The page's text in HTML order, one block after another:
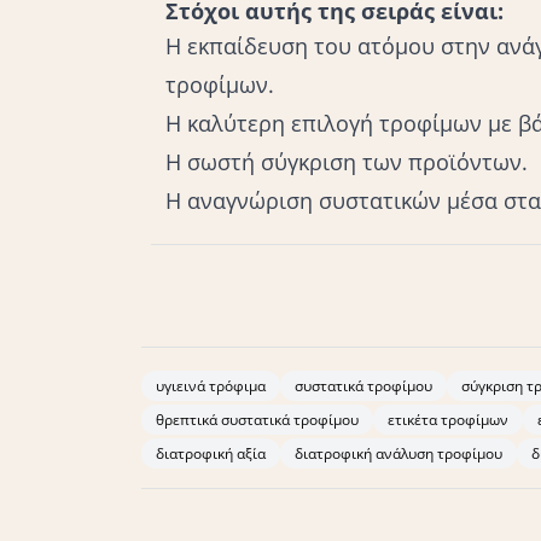
Στόχοι αυτής της σειράς είναι:
Η εκπαίδευση του ατόμου στην
τροφίμων.
Η καλύτερη επιλογή τροφίμων με
Η σωστή σύγκριση των προϊόντων.
Η αναγνώριση συστατικών μέσα
Goyal R, Deshmukh N. Food label reading:
56.Christoph MJ et al. Nutrition Facts Panels:
228.Added Sugars on the Nutrition Facts Label.
Heart Association.2021World Health
Commission. https://food.ec.europa.eu/
υγιεινά τρόφιμα συστατικά τροφίμου σύγκριση
θρεπτικά συστατικά τροφίμου
ετικέτα τροφίμων
διατροφική αξία
διατροφική ανάλυση τροφίμου